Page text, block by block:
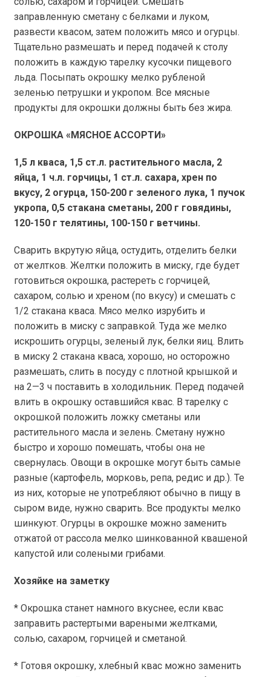
заправленную сметану с белками и луком,
развести квасом, затем положить мясо и огурцы.
Тщательно размешать и перед подачей к столу
положить в каждую тарелку кусочки пищевого
льда. Посыпать окрошку мелко рубленой
зеленью петрушки и укропом. Все мясные
продукты для окрошки должны быть без жира.
ОКРОШКА «МЯСНОЕ АССОРТИ»
1,5 л кваса, 1,5 ст.л. растительного масла, 2
яйца, 1 ч.л. горчицы, 1 ст.л. сахара, хрен по
вкусу, 2 огурца, 150-200 г зеленого лука, 1 пучок
укропа, 0,5 стакана сметаны, 200 г говядины,
120-150 г телятины, 100-150 г ветчины.
Сварить вкрутую яйца, остудить, отделить белки
от желтков. Желтки положить в миску, где будет
готовиться окрошка, растереть с горчицей,
сахаром, солью и хреном (по вкусу) и смешать с
1/2 стакана кваса. Мясо мелко изрубить и
положить в миску с заправкой. Туда же мелко
искрошить огурцы, зеленый лук, белки яиц. Влить
в миску 2 стакана кваса, хорошо, но осторожно
размешать, слить в посуду с плотной крышкой и
на 2—3 ч поставить в холодильник. Перед подачей
влить в окрошку оставшийся квас. В тарелку с
окрошкой положить ложку сметаны или
растительного масла и зелень. Сметану нужно
быстро и хорошо помешать, чтобы она не
свернулась. Овощи в окрошке могут быть самые
разные (картофель, морковь, репа, редис и др.). Те
из них, которые не употребляют обычно в пищу в
сыром виде, нужно сварить. Все продукты мелко
шинкуют. Огурцы в окрошке можно заменить
отжатой от рассола мелко шинкованной квашеной
капустой или солеными грибами.
Хозяйке на заметку
* Окрошка станет намного вкуснее, если квас
заправить растертыми вареными желтками,
солью, сахаром, горчицей и сметаной.
* Готовя окрошку, хлебный квас можно заменить